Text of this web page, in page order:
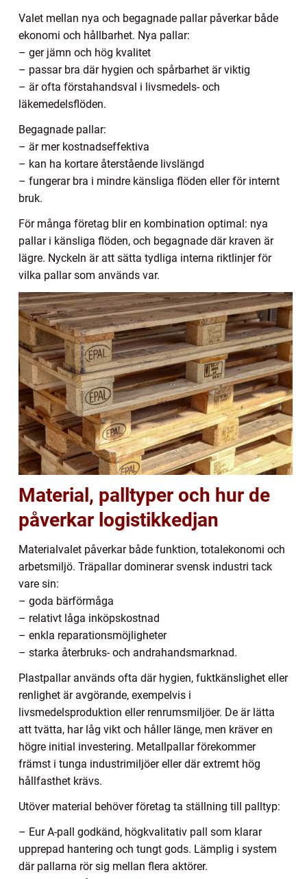
Valet mellan nya och begagnade pallar påverkar både
ekonomi och hållbarhet. Nya pallar:
– ger jämn och hög kvalitet
– passar bra där hygien och spårbarhet är viktig
– är ofta förstahandsval i livsmedels- och
läkemedelsflöden.
Begagnade pallar:
– är mer kostnadseffektiva
– kan ha kortare återstående livslängd
– fungerar bra i mindre känsliga flöden eller för internt
bruk.
För många företag blir en kombination optimal: nya
pallar i känsliga flöden, och begagnade där kraven är
lägre. Nyckeln är att sätta tydliga interna riktlinjer för
vilka pallar som används var.
Material, palltyper och hur de
påverkar logistikkedjan
Materialvalet påverkar både funktion, totalekonomi och
arbetsmiljö. Träpallar dominerar svensk industri tack
vare sin:
– goda bärförmåga
– relativt låga inköpskostnad
– enkla reparationsmöjligheter
– starka återbruks- och andrahandsmarknad.
Plastpallar används ofta där hygien, fuktkänslighet eller
renlighet är avgörande, exempelvis i
livsmedelsproduktion eller renrumsmiljöer. De är lätta
att tvätta, har låg vikt och håller länge, men kräver en
högre initial investering. Metallpallar förekommer
främst i tunga industrimiljöer eller där extremt hög
hållfasthet krävs.
Utöver material behöver företag ta ställning till palltyp:
– Eur A-pall godkänd, högkvalitativ pall som klarar
upprepad hantering och tungt gods. Lämplig i system
där pallarna rör sig mellan flera aktörer.